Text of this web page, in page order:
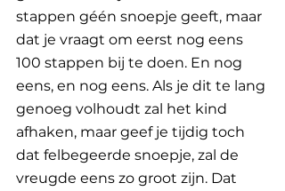
stappen géén snoepje geeft, maar
dat je vraagt om eerst nog eens
100 stappen bij te doen. En nog
eens, en nog eens. Als je dit te lang
genoeg volhoudt zal het kind
afhaken, maar geef je tijdig toch
dat felbegeerde snoepje, zal de
vreugde eens zo groot zijn. Dat